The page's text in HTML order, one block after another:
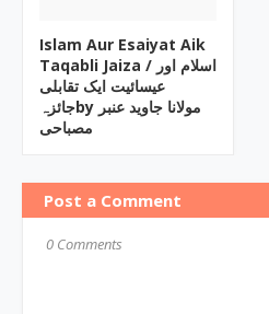
Islam Aur Esaiyat Aik
Taqabli Jaiza / اسلام اور
عیسائیت ایک تقابلی
جائزہby مولانا جاوید عنبر
مصباحی
Post a Comment
0 Comments